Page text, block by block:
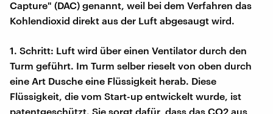
Capture" (DAC) genannt, weil bei dem Verfahren das
Kohlendioxid direkt aus der Luft abgesaugt wird.
1. Schritt: Luft wird über einen Ventilator durch den
Turm geführt. Im Turm selber rieselt von oben durch
eine Art Dusche eine Flüssigkeit herab. Diese
Flüssigkeit, die vom Start-up entwickelt wurde, ist
patentgeschützt. Sie sorgt dafür, dass das CO2 aus